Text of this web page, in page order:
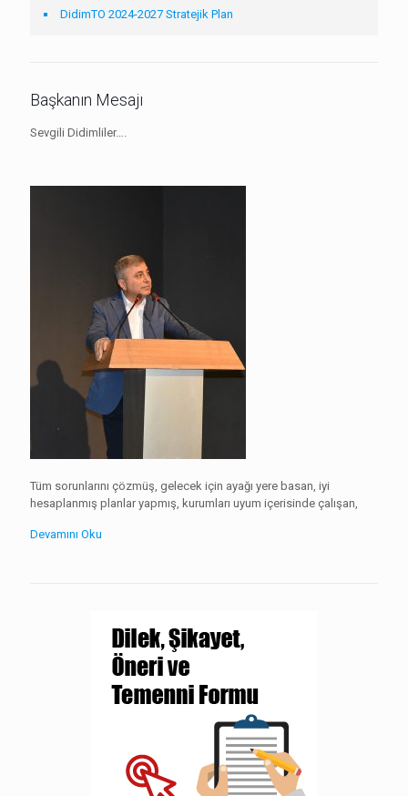
DidimTO 2024-2027 Stratejik Plan
Başkanın Mesajı
Sevgili Didimliler….
Tüm sorunlarını çözmüş, gelecek için ayağı yere basan, iyi
hesaplanmış planlar yapmış, kurumları uyum içerisinde çalışan,
Devamını Oku